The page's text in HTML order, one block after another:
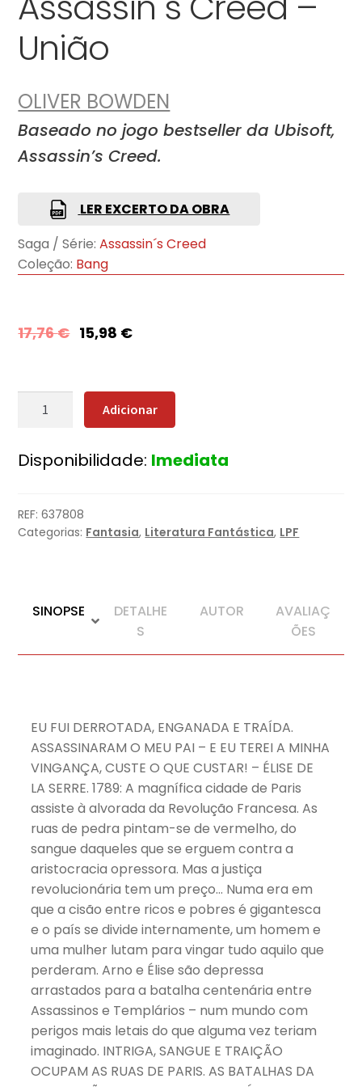
União
OLIVER BOWDEN
Baseado no jogo bestseller da Ubisoft,
Assassin’s Creed.
LER EXCERTO DA OBRA
Saga / Série: Assassin´s Creed
Coleção: Bang
17,76€ 15,98 €
Quantidade
´s
União
Adicionar
Disponibilidade: Imediata
REF:637808
Categorias: Fantasia, Literatura Fantástica, LPF
SINOPSE
DETALHE
S
AUTOR
AVALIAÇ
ÕES
EU FUI DERROTADA, ENGANADA E TRAÍDA.
ASSASSINARAM O MEU PAI – E EU TEREI A MINHA
VINGANÇA, CUSTE O QUE CUSTAR! – ÉLISE DE
LA SERRE. 1789: A magnífica cidade de Paris
assiste à alvorada da Revolução Francesa. As
ruas de pedra pintam-se de vermelho, do
sangue daqueles que se erguem contra a
aristocracia opressora. Mas a justiça
revolucionária tem um preço… Numa era em
que a cisão entre ricos e pobres é gigantesca
e o país se divide internamente, um homem e
uma mulher lutam para vingar tudo aquilo que
perderam. Arno e Élise são depressa
arrastados para a batalha centenária entre
Assassinos e Templários – num mundo com
perigos mais letais do que alguma vez teriam
imaginado. INTRIGA, SANGUE E TRAIÇÃO
OCUPAM AS RUAS DE PARIS. AS BATALHAS DA